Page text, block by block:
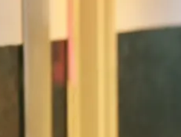
Kingdom)